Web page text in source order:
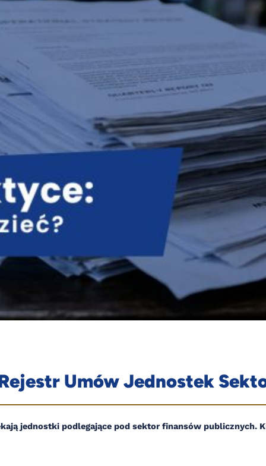
Umów Jednostek
jednostki podlegające pod sektor finansów publicznych.